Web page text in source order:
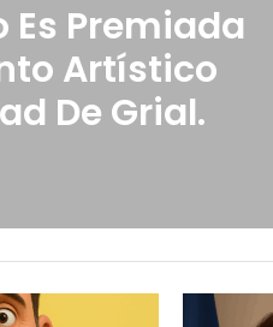
Es Premiada
Artístico
De Grial.